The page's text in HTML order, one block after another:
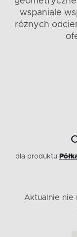
wspaniale
różnych
dla produktu
Aktualnie nie